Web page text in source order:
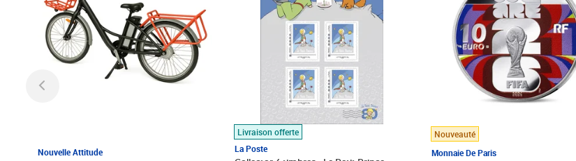
Nouvelle Attitude
Livraison offerte
La Poste
Nouveauté
Monnaie De Paris